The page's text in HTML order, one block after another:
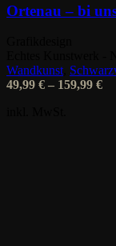
Ortenau – bi
Wandkunst,
49,99 € – 159,99 €